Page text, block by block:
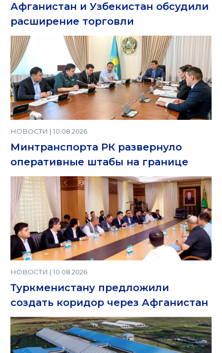
Афганистан и Узбекистан обсудили
расширение торговли
НОВОСТИ | 10.08.2026
Минтранспорта РК развернуло
оперативные штабы на границе
НОВОСТИ | 10.08.2026
Туркменистану предложили
создать коридор через Афганистан